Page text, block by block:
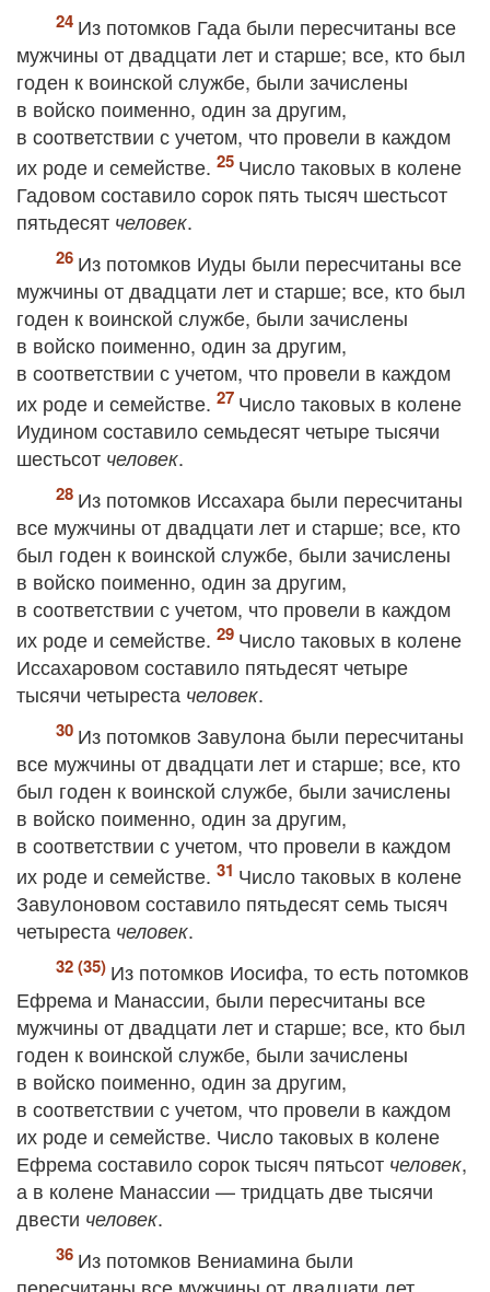
Из потомков Гада были пересчитаны все
мужчины от двадцати лет и старше; все, кто был
годен к воинской службе, были зачислены
в войско поименно, один за другим,
в соответствии с учетом, что провели в каждом
их роде и семействе.
Число таковых в колене
Гадовом составило сорок пять тысяч шестьсот
пятьдесят человек.
Из потомков Иуды были пересчитаны все
мужчины от двадцати лет и старше; все, кто был
годен к воинской службе, были зачислены
в войско поименно, один за другим,
в соответствии с учетом, что провели в каждом
их роде и семействе.
Число таковых в колене
Иудином составило семьдесят четыре тысячи
шестьсот человек.
Из потомков Иссахара были пересчитаны
все мужчины от двадцати лет и старше; все, кто
был годен к воинской службе, были зачислены
в войско поименно, один за другим,
в соответствии с учетом, что провели в каждом
их роде и семействе.
Число таковых в колене
Иссахаровом составило пятьдесят четыре
тысячи четыреста человек.
Из потомков Завулона были пересчитаны
все мужчины от двадцати лет и старше; все, кто
был годен к воинской службе, были зачислены
в войско поименно, один за другим,
в соответствии с учетом, что провели в каждом
их роде и семействе.
Число таковых в колене
Завулоновом составило пятьдесят семь тысяч
четыреста человек.
Из потомков Иосифа, то есть потомков
Ефрема и Манассии, были пересчитаны все
мужчины от двадцати лет и старше; все, кто был
годен к воинской службе, были зачислены
в войско поименно, один за другим,
в соответствии с учетом, что провели в каждом
их роде и семействе. Число таковых в колене
Ефрема составило сорок тысяч пятьсот человек,
а в колене Манассии — тридцать две тысячи
двести человек.
Из потомков Вениамина были
пересчитаны все мужчины от двадцати лет